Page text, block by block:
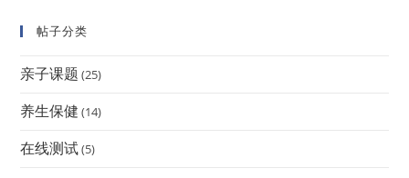
帖子分类
亲子课题 (25)
养生保健 (14)
在线测试(5)